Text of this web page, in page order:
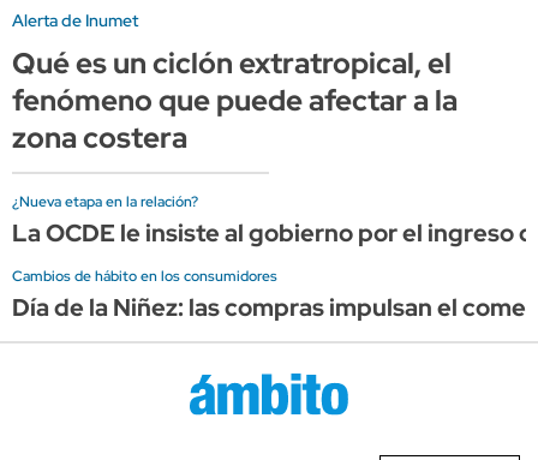
Alerta de Inumet
Qué es un ciclón extratropical, el
fenómeno que puede afectar a la
zona costera
¿Nueva etapa en la relación?
La OCDE le insiste al gobierno por el ingreso
Cambios de hábito en los consumidores
Día de la Niñez: las compras impulsan el